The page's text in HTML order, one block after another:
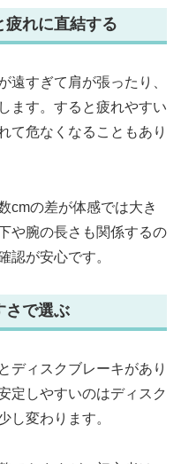
疲れに直結する
遠すぎて肩が張ったり、
ます。すると疲れやすい
て危なくなることもあり
cmの差が体感では大き
や腕の長さも関係するの
認が安心です。
さで選ぶ
ディスクブレーキがあり
定しやすいのはディスク
し変わります。